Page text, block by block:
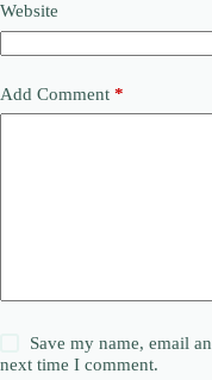
Website
Add Comment *
Save my name, email
next time I comment.